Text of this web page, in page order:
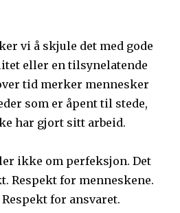
vi å skjule det med gode
eller en tilsynelatende
tid merker mennesker
som er åpent til stede,
har gjort sitt arbeid.
ikke om perfeksjon. Det
Respekt for menneskene.
for ansvaret.